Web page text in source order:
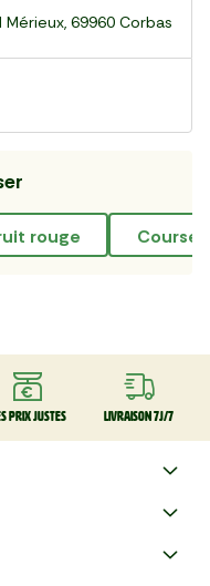
Mérieux, 69960 Corbas
rouge course
prix justes Livraison 7J/7